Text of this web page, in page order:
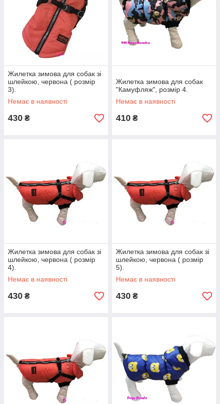
Жилетка зимова для собак зі
шлейкою, червона ( розмір
3).
Немає в наявності
430 ₴
Жилетка зимова для собак
"Камуфляж", розмір 4.
Немає в наявності
410 ₴
Жилетка зимова для собак зі
шлейкою, червона ( розмір
4).
Немає в наявності
430 ₴
Жилетка зимова для собак зі
шлейкою, червона ( розмір
5).
Немає в наявності
430 ₴